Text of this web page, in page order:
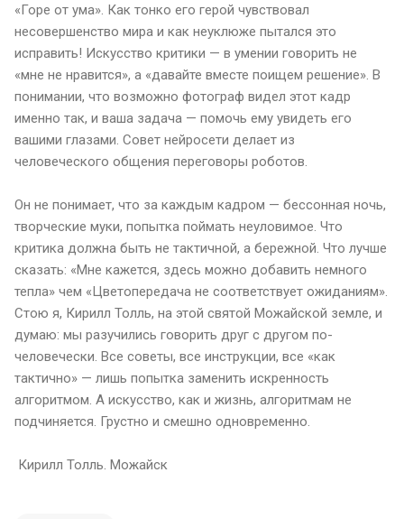
«Горе от ума». Как тонко его герой чувствовал
несовершенство мира и как неуклюже пытался это
исправить! Искусство критики — в умении говорить не
«мне не нравится», а «давайте вместе поищем решение». В
понимании, что возможно фотограф видел этот кадр
именно так, и ваша задача — помочь ему увидеть его
вашими глазами. Совет нейросети делает из
человеческого общения переговоры роботов.
Он не понимает, что за каждым кадром — бессонная ночь,
творческие муки, попытка поймать неуловимое. Что
критика должна быть не тактичной, а бережной. Что лучше
сказать: «Мне кажется, здесь можно добавить немного
тепла» чем «Цветопередача не соответствует ожиданиям».
Стою я, Кирилл Толль, на этой святой Можайской земле, и
думаю: мы разучились говорить друг с другом по-
человечески. Все советы, все инструкции, все «как
тактично» — лишь попытка заменить искренность
алгоритмом. А искусство, как и жизнь, алгоритмам не
подчиняется. Грустно и смешно одновременно.
Кирилл Толль. Можайск